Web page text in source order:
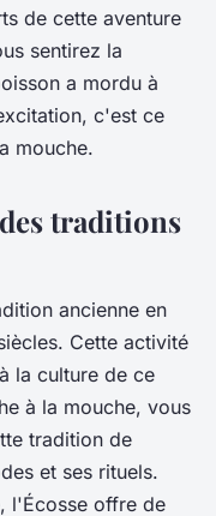
de cette aventure
sentirez la
a mordu à
c'est ce
mouche.
traditions
ancienne en
Cette activité
la culture de ce
à la mouche, vous
tradition de
et ses rituels.
l'Écosse offre de